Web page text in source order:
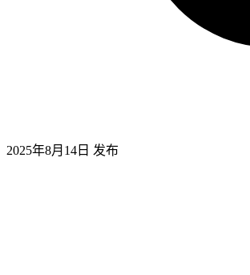
2025年8月14日 发布